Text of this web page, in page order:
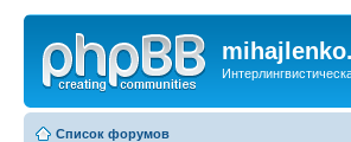
Список форумов